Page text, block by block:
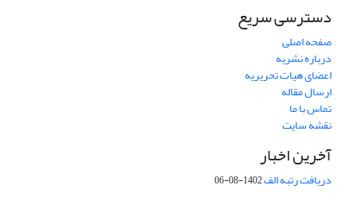
دسترسی سریع
صفحه اصلی
درباره نشریه
اعضای هیات تحریریه
ارسال مقاله
تماس با ما
نقشه سایت
آخرین اخبار
دریافت رتبه الف1402-08-06